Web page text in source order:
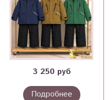
3 250 руб
Подробнее